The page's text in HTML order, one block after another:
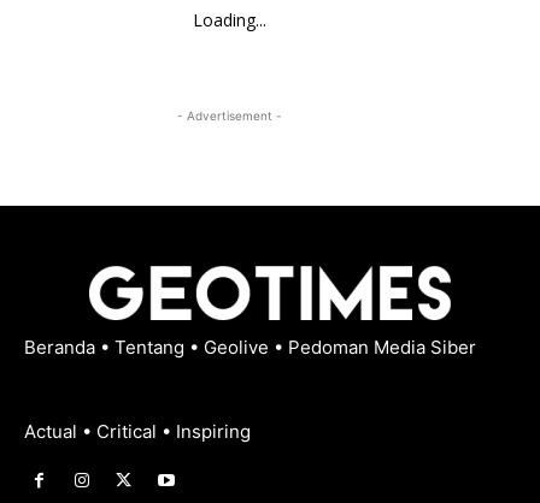
Loading...
- Advertisement -
Beranda • Tentang • Geolive • Pedoman Media Siber
Actual • Critical • Inspiring